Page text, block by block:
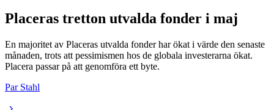
Placeras tretton utvalda fonder i maj
En majoritet av Placeras utvalda fonder har ökat i värde den senaste
månaden, trots att pessimismen hos de globala investerarna ökat.
Placera passar på att genomföra ett byte.
Par Stahl